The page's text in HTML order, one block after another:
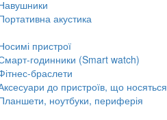
акустика
пристрої
годинники (Smart watch)
браслети
до пристроїв, що носяться
ноутбуки, периферія